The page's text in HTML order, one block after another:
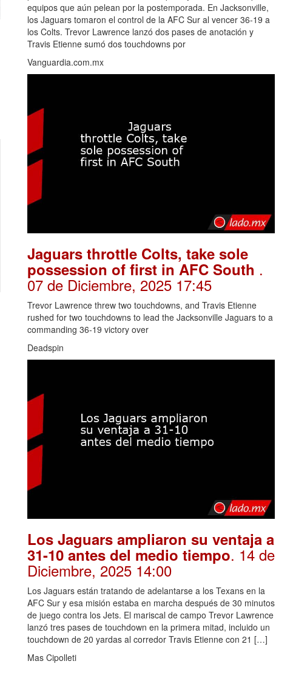
equipos que aún pelean por la postemporada. En Jacksonville,
los Jaguars tomaron el control de la AFC Sur al vencer 36-19 a
los Colts. Trevor Lawrence lanzó dos pases de anotación y
Travis Etienne sumó dos touchdowns por
Vanguardia.com.mx
Jaguars throttle Colts, take sole
possession of first in AFC South .
07 de Diciembre, 2025 17:45
Trevor Lawrence threw two touchdowns, and Travis Etienne
rushed for two touchdowns to lead the Jacksonville Jaguars to a
commanding 36-19 victory over
Deadspin
Los Jaguars ampliaron su ventaja a
31-10 antes del medio tiempo. 14 de
Diciembre, 2025 14:00
Los Jaguars están tratando de adelantarse a los Texans en la
AFC Sur y esa misión estaba en marcha después de 30 minutos
de juego contra los Jets. El mariscal de campo Trevor Lawrence
lanzó tres pases de touchdown en la primera mitad, incluido un
touchdown de 20 yardas al corredor Travis Etienne con 21 […]
Mas Cipolleti